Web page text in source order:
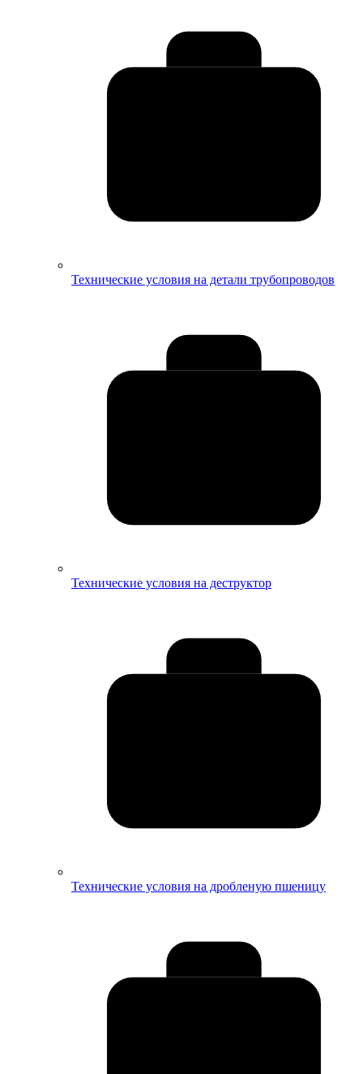
Технические условия на детали трубопроводов
Технические условия на деструктор
Технические условия на дробленую пшеницу